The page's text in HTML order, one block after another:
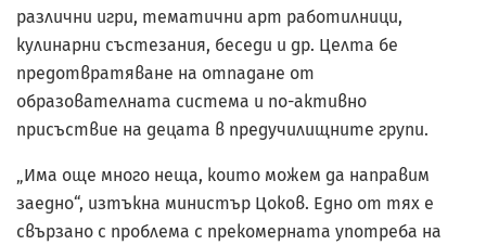
различни игри, тематични арт работилници,
кулинарни състезания, беседи и др. Целта бе
предотвратяване на отпадане от
образователната система и по-активно
присъствие на децата в предучилищните групи.
„Има още много неща, които можем да направим
заедно“, изтъкна министър Цоков. Едно от тях е
свързано с проблема с прекомерната употреба на